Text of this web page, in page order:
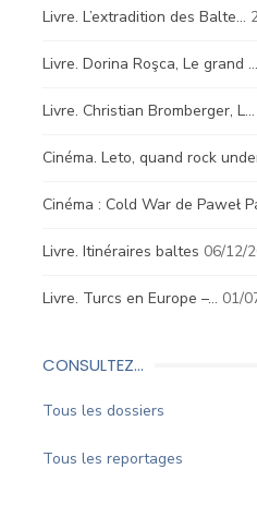
Livre. L’extradition des Balte…
Livre. Dorina Roşca, Le grand …
Livre. Christian Bromberger, L…
Cinéma. Leto, quand rock
Cinéma : Cold War de Paweł
Livre. Itinéraires baltes 06/12/
Livre. Turcs en Europe –… 01/
CONSULTEZ…
Tous les dossiers
Tous les reportages